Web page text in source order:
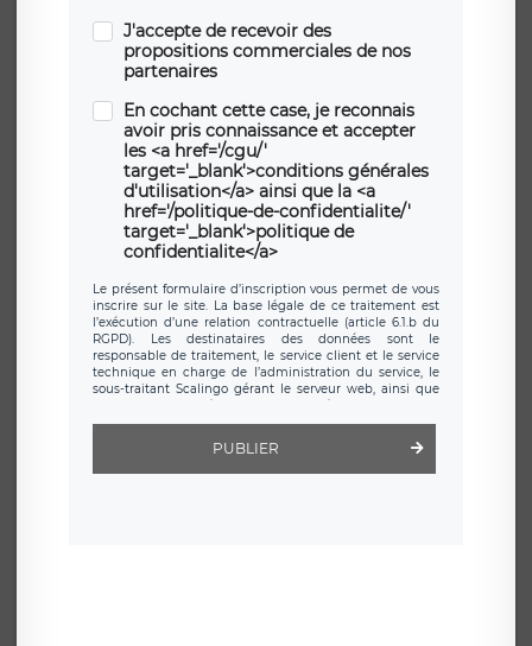
J'accepte de recevoir des
propositions commerciales de nos
partenaires
En cochant cette case, je reconnais
avoir pris connaissance et accepter
les <a href='/cgu/'
target='_blank'>conditions générales
d'utilisation</a> ainsi que la <a
href='/politique-de-confidentialite/'
target='_blank'>politique de
confidentialite</a>
Le présent formulaire d’inscription vous permet de vous
inscrire sur le site. La base légale de ce traitement est
l’exécution d’une relation contractuelle (article 6.1.b du
RGPD). Les destinataires des données sont le
responsable de traitement, le service client et le service
technique en charge de l’administration du service, le
sous-traitant Scalingo gérant le serveur web, ainsi que
toute personne légalement autorisée. Le formulaire
d’inscription est hébergé sur un serveur hébergé par
clauses de
protection conformes au RGPD
. Les données collectées
sont conservées jusqu’à ce que l’Internaute en sollicite la
PUBLIER